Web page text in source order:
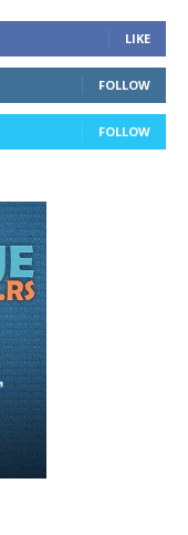
LIKE
FOLLOW
FOLLOW